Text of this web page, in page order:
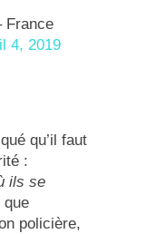
France
4, 2019
qu’il faut
:
ils se
policière,